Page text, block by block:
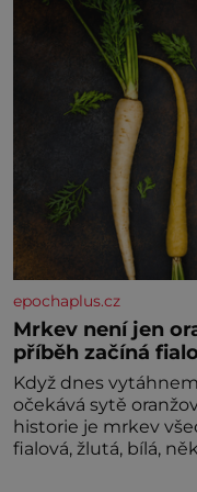
epochaplus.cz
Mrkev není jen
příběh začíná
Když dnes
očekává sytě
historie je mrkev
fialová, žlutá, bílá,